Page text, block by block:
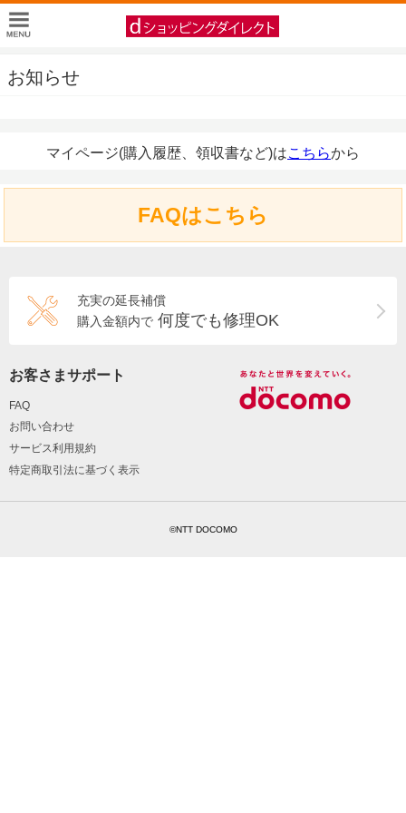
お知らせ
マイページ(購入履歴、領収書など)はこちらから
FAQはこちら
充実の延長補償
購入金額内で 何度でも修理OK
お客さまサポート
FAQ
お問い合わせ
サービス利用規約
特定商取引法に基づく表示
©NTT DOCOMO